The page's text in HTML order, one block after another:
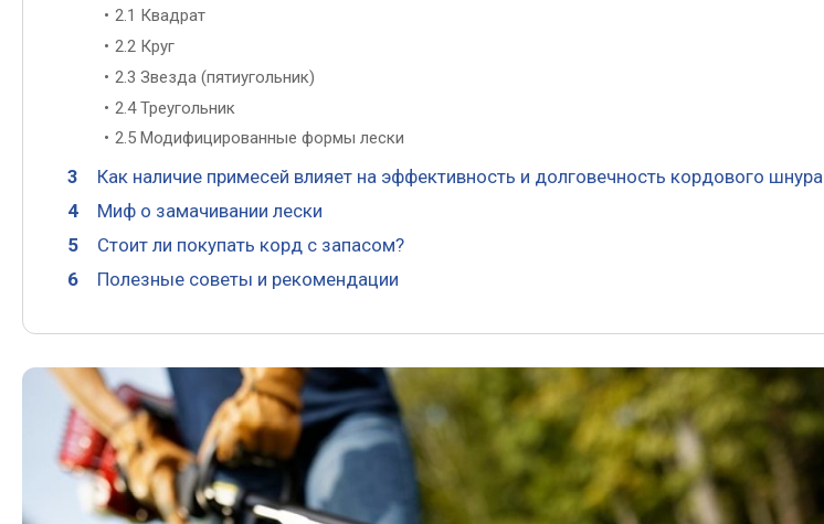
2.1 Квадрат
2.2 Круг
2.3 Звезда (пятиугольник)
2.4 Треугольник
2.5 Модифицированные формы лески
Как наличие примесей влияет на эффективность и долговечность кордового шнура
Миф о замачивании лески
Стоит ли покупать корд с запасом?
Полезные советы и рекомендации